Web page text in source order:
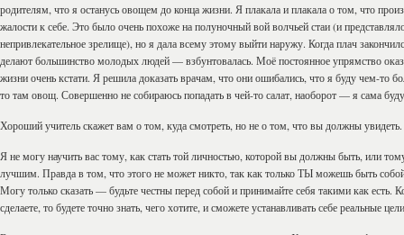
родителям, что я останусь овощем до конца жизни. Я плакала и плакала о том, что
жалости к себе. Это было очень похоже на полуночный вой волчьей стаи (и
непривлекательное зрелище), но я дала всему этому выйти наружу. Когда плач
делают большинство молодых людей — взбунтовалась. Моё постоянное упрямство
жизни очень кстати. Я решила доказать врачам, что они ошибались, что я буду чем-то
то там овощ. Совершенно не собираюсь попадать в чей-то салат, наоборот — я сама буду
Хороший учитель скажет вам о том, куда смотреть, но не о том, что вы должны увидеть.
Я не могу научить вас тому, как стать той личностью, которой вы должны быть, или
лучшим. Правда в том, что этого не может никто, так как только ТЫ можешь быть
Могу только сказать — будьте честны перед собой и принимайте себя такими как есть.
сделаете, то будете точно знать, чего хотите, и сможете устанавливать себе реальные